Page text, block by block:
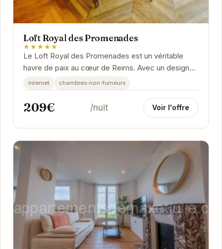
Loft Royal des Promenades
★★★★★
Le Loft Royal des Promenades est un véritable
havre de paix au cœur de Reims. Avec un design
élégant et des équipements modernes, il offre
une...
internet chambres-non-fumeurs
209€ /nuit Voir l'offre